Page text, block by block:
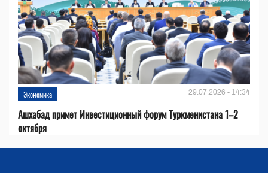
Экономика 29.07.2026 - 14:34
Ашхабад примет Инвестиционный форум Туркменистана 1–2
октября